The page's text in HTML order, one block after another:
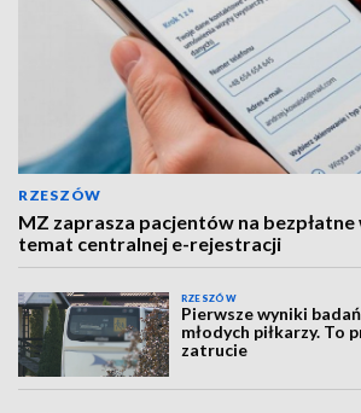
RZESZÓW
MZ zaprasza pacjentów na bezpłatne
temat centralnej e-rejestracji
RZESZÓW
Pierwsze wyniki
młodych piłkarzy. To
zatrucie